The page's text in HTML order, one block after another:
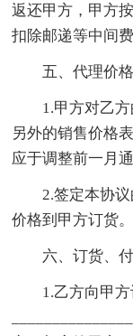
返还甲方，甲方
扣除邮递等中间
五、代理价
1.甲方对乙
另外的销售价格
应于调整前一月通
2.签定本协
价格到甲方订货。
六、订货、
1.乙方向甲